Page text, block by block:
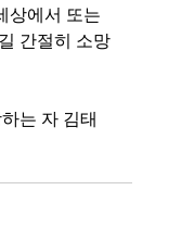
상에서 또는
간절히 소망
는 자 김태